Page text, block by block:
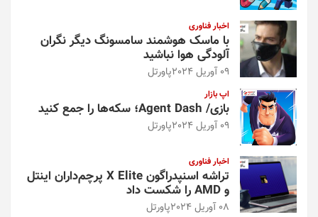
اخبار فناوری
با ماسک هوشمند سامسونگ دیگر نگران
آلودگی هوا نباشید
09 آوریل 2024 پاورتل
اپ بازار
بازی/ Agent Dash؛ سکه‌ها را جمع کنید
09 آوریل 2024 پاورتل
اخبار فناوری
تراشه اسنپدراگون X Elite پرچم‌داران اینتل
و AMD را شکست داد
08 آوریل 2024 پاورتل